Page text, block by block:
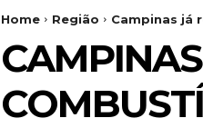
Home Região Campinas já